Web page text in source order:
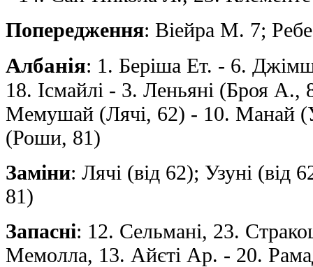
Попередження: Віейра М. 7;
Албанія: 1. Беріша Ет. - 6.
18. Ісмайлі - 3. Леньяні (Броя А.,
Мемушай (Лячі, 62) - 10. Манай
(Роши, 81)
Заміни: Лячі (від 62); Узуні (від
81)
Запасні: 12. Сельмані, 23.
Мемолла, 13. Айєті Ар. - 20.